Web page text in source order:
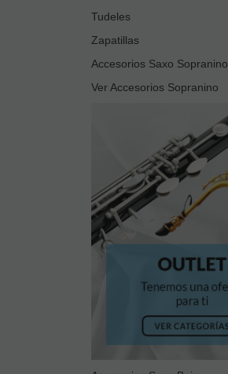
Tudeles
Zapatillas
Accesorios Saxo Sopranino
Ver Accesorios Sopranino